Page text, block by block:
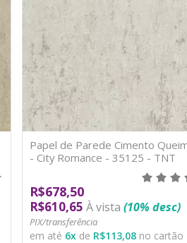
Papel de Parede Cimento
- City Romance - 35125 - TNT
R$678,50
R$610,65 À vista (10% desc)
PIX/transferência
em até 6xde R$113,08no cartão